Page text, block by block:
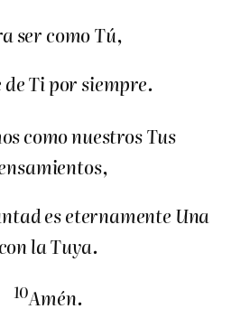
ser como Tú,
Ti por siempre.
como nuestros Tus
es eternamente Una
con la Tuya.
10Amén.